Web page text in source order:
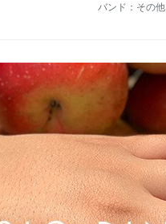
バンド：その他